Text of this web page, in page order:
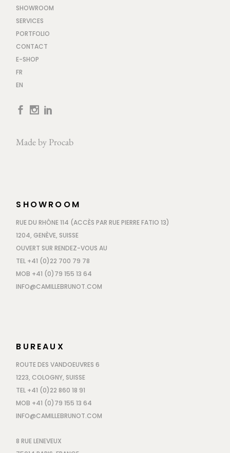
SHOWROOM
SERVICES
PORTFOLIO
CONTACT
E-SHOP
FR
EN
Made by Procab
SHOWROOM
RUE DU RHÔNE 114 (ACCÈS PAR RUE PIERRE FATIO 13)
1204, GENÈVE, SUISSE
OUVERT SUR RENDEZ-VOUS AU
TEL +41 (0)22 700 79 78
MOB +41 (0)79 155 13 64
INFO@CAMILLEBRUNOT.COM
BUREAUX
ROUTE DES VANDOEUVRES 6
1223, COLOGNY, SUISSE
TEL +41 (0)22 860 18 91
MOB +41 (0)79 155 13 64
INFO@CAMILLEBRUNOT.COM
8 RUE LENEVEUX